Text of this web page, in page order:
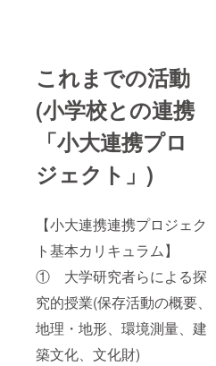
これまでの活動
(小学校との連携
「小大連携プロ
ジェクト」)
【小大連携連携プロジェク
ト基本カリキュラム】
① 大学研究者らによる探
究的授業(保存活動の概要、
地理・地形、環境測量、建
築文化、文化財)